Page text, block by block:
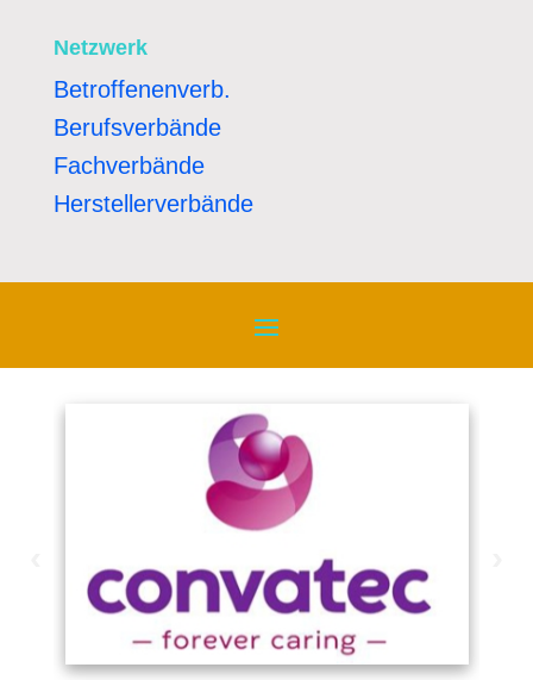
Netzwerk
Betroffenenverb.
Berufsverbände
Fachverbände
Herstellerverbände